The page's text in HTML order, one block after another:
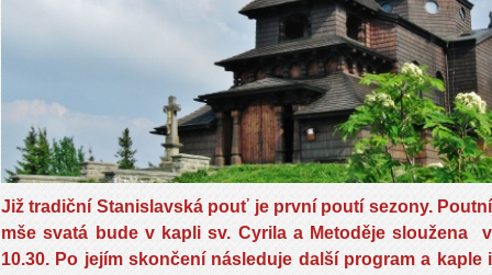
Již tradiční Stanislavská pouť je první poutí sezony. Poutní
mše svatá bude v kapli sv. Cyrila a Metoděje sloužena v
10.30. Po jejím skončení následuje další program a kaple i